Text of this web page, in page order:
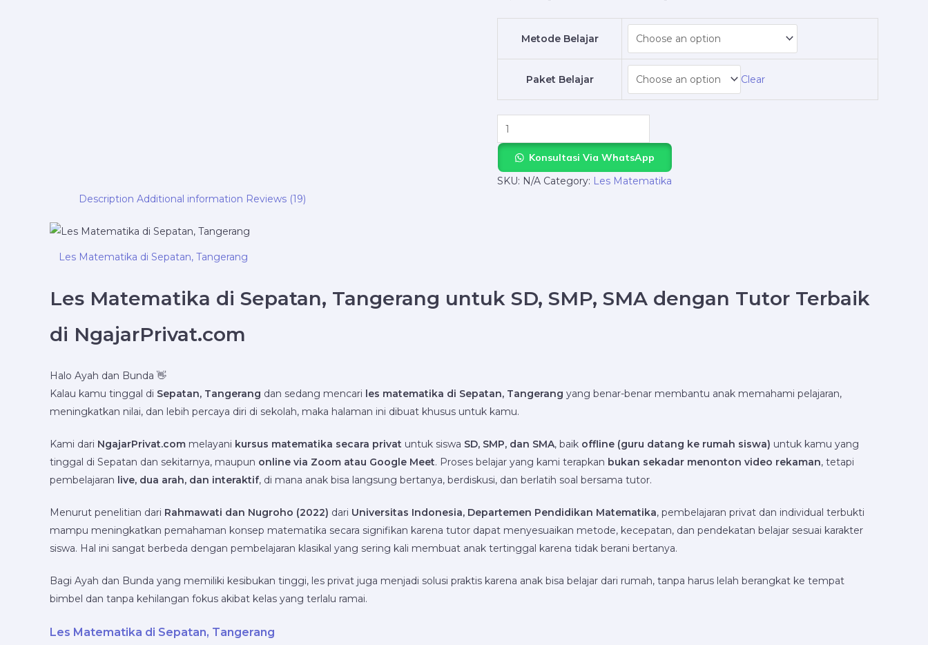
Metode Belajar
Paket Belajar Clear
dengan
NgajarPrivat.com
Konsultasi Via WhatsApp
SKU: N/A Category: Les Matematika
Description Additional information Reviews (19)
Les Matematika di Sepatan, Tangerang
Les Matematika di Sepatan, Tangerang untuk SD, SMP, SMA dengan Tutor Terbaik
di NgajarPrivat.com
Halo Ayah dan Bunda 👋
Kalau kamu tinggal di Sepatan, Tangerang dan sedang mencari les matematika di Sepatan, Tangerang yang benar-benar membantu anak memahami pelajaran,
meningkatkan nilai, dan lebih percaya diri di sekolah, maka halaman ini dibuat khusus untuk kamu.
Kami dari NgajarPrivat.com melayani kursus matematika secara privat untuk siswa SD, SMP, dan SMA, baik offline (guru datang ke rumah siswa) untuk kamu yang
tinggal di Sepatan dan sekitarnya, maupun online via Zoom atau Google Meet. Proses belajar yang kami terapkan bukan sekadar menonton video rekaman, tetapi
pembelajaran live, dua arah, dan interaktif, di mana anak bisa langsung bertanya, berdiskusi, dan berlatih soal bersama tutor.
Menurut penelitian dari Rahmawati dan Nugroho (2022) dari Universitas Indonesia, Departemen Pendidikan Matematika, pembelajaran privat dan individual terbukti
mampu meningkatkan pemahaman konsep matematika secara signifikan karena tutor dapat menyesuaikan metode, kecepatan, dan pendekatan belajar sesuai karakter
siswa. Hal ini sangat berbeda dengan pembelajaran klasikal yang sering kali membuat anak tertinggal karena tidak berani bertanya.
Bagi Ayah dan Bunda yang memiliki kesibukan tinggi, les privat juga menjadi solusi praktis karena anak bisa belajar dari rumah, tanpa harus lelah berangkat ke tempat
bimbel dan tanpa kehilangan fokus akibat kelas yang terlalu ramai.
Les Matematika di Sepatan, Tangerang